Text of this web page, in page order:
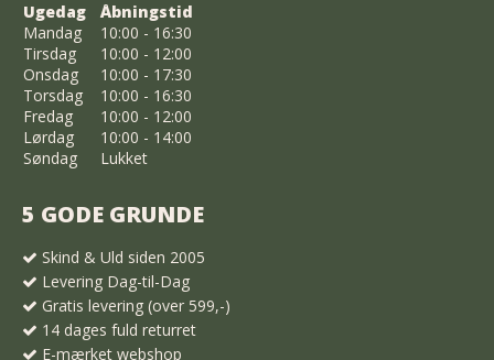
Ugedag
Åbningstid
Mandag
10:00 - 16:30
Tirsdag
10:00 - 12:00
Onsdag
10:00 - 17:30
Torsdag
10:00 - 16:30
Fredag
10:00 - 12:00
Lørdag
10:00 - 14:00
Søndag
Lukket
5 GODE GRUNDE
Skind & Uld siden 2005
Levering Dag-til-Dag
Gratis levering (over 599,-)
14 dages fuld returret
E-mærket webshop